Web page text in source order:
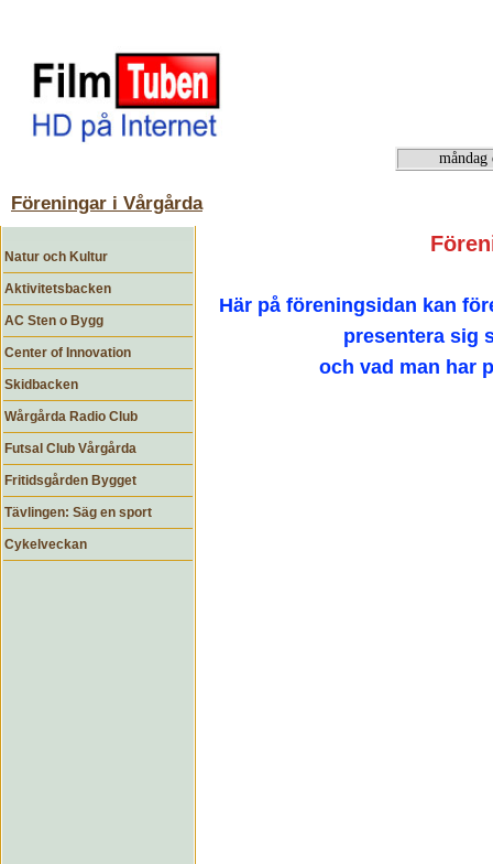
Föreningar i Vårgårda
Natur och Kultur
Aktivitetsbacken
AC Sten o Bygg
Center of Innovation
Skidbacken
Wårgårda Radio Club
Futsal Club Vårgårda
Fritidsgården Bygget
Tävlingen: Säg en sport
Cykelveckan
Här på föreningsidan kan
presentera sig
och vad man har